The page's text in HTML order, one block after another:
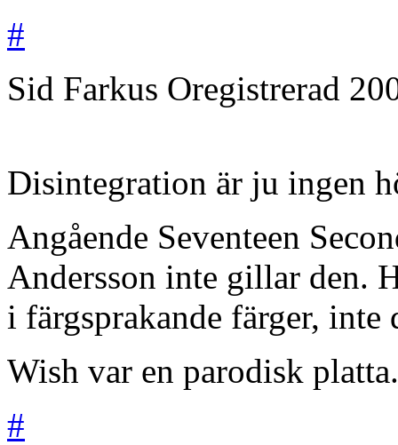
#
Sid Farkus Oregistrerad
Disintegration är ju ingen
Angående Seventeen
Andersson inte gillar den.
i färgsprakande färger,
Wish var en parodisk platta.
#